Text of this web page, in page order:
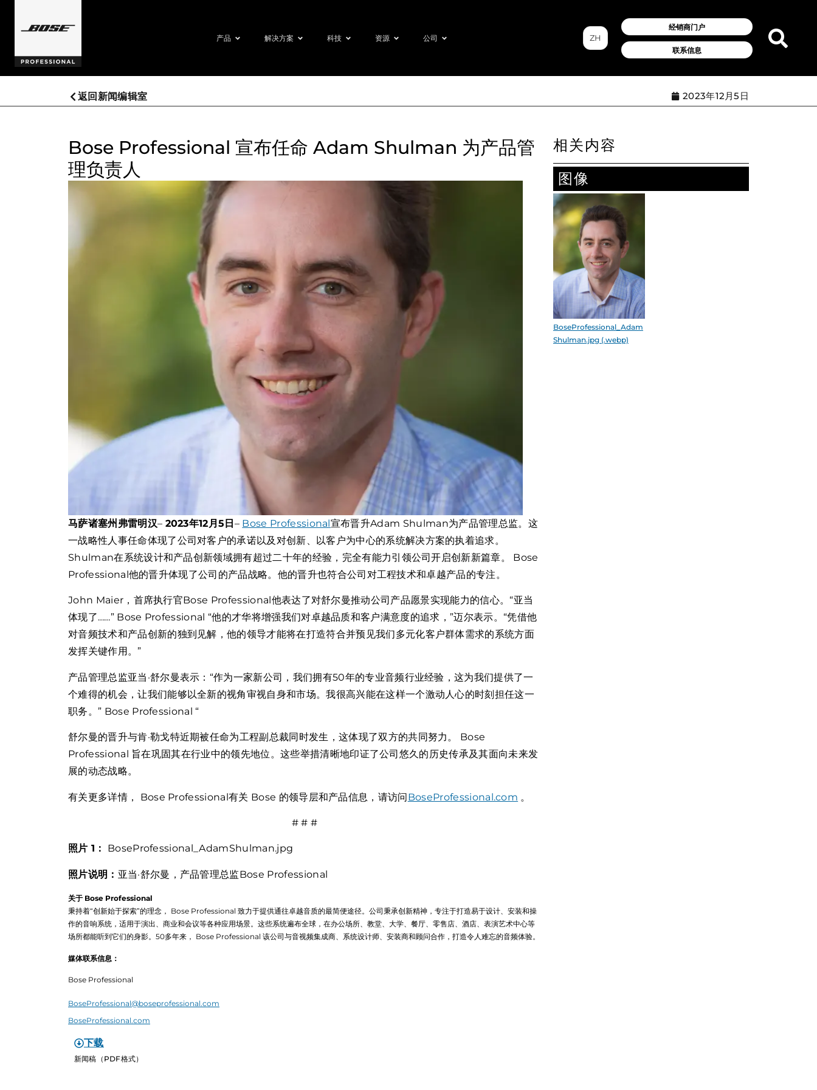
产品 解决方案 科技 资源 公司
经销商门户
联系信息
ZH
返回新闻编辑室 2023年12月5日
Bose Professional 宣布任命 Adam Shulman 为产品管
理负责人
马萨诸塞州弗雷明汉– 2023年12月5日– Bose Professional宣布晋升Adam Shulman为产品管理总监。这
一战略性人事任命体现了公司对客户的承诺以及对创新、以客户为中心的系统解决方案的执着追求。
Shulman在系统设计和产品创新领域拥有超过二十年的经验，完全有能力引领公司开启创新新篇章。 Bose
Professional他的晋升体现了公司的产品战略。他的晋升也符合公司对工程技术和卓越产品的专注。
John Maier，首席执行官Bose Professional他表达了对舒尔曼推动公司产品愿景实现能力的信心。“亚当
体现了……” Bose Professional “他的才华将增强我们对卓越品质和客户满意度的追求，”迈尔表示。“凭借他
对音频技术和产品创新的独到见解，他的领导才能将在打造符合并预见我们多元化客户群体需求的系统方面
发挥关键作用。”
产品管理总监亚当·舒尔曼表示：“作为一家新公司，我们拥有50年的专业音频行业经验，这为我们提供了一
个难得的机会，让我们能够以全新的视角审视自身和市场。我很高兴能在这样一个激动人心的时刻担任这一
职务。” Bose Professional “
舒尔曼的晋升与肯·勒戈特近期被任命为工程副总裁同时发生，这体现了双方的共同努力。 Bose
Professional 旨在巩固其在行业中的领先地位。这些举措清晰地印证了公司悠久的历史传承及其面向未来发
展的动态战略。
有关更多详情， Bose Professional有关 Bose 的领导层和产品信息，请访问BoseProfessional.com 。
# # #
照片 1： BoseProfessional_AdamShulman.jpg
照片说明： 亚当·舒尔曼，产品管理总监Bose Professional
关于 Bose Professional
秉持着“创新始于探索”的理念， Bose Professional 致力于提供通往卓越音质的最简便途径。公司秉承创新精神，专注于打造易于设计、安装和操
作的音响系统，适用于演出、商业和会议等各种应用场景。这些系统遍布全球，在办公场所、教堂、大学、餐厅、零售店、酒店、表演艺术中心等
场所都能听到它们的身影。50多年来， Bose Professional 该公司与音视频集成商、系统设计师、安装商和顾问合作，打造令人难忘的音频体验。
媒体联系信息：
Bose Professional
BoseProfessional@boseprofessional.com
BoseProfessional.com
下载
新闻稿（PDF格式）
相关内容
图像
BoseProfessional_Adam
Shulman.jpg (.webp)